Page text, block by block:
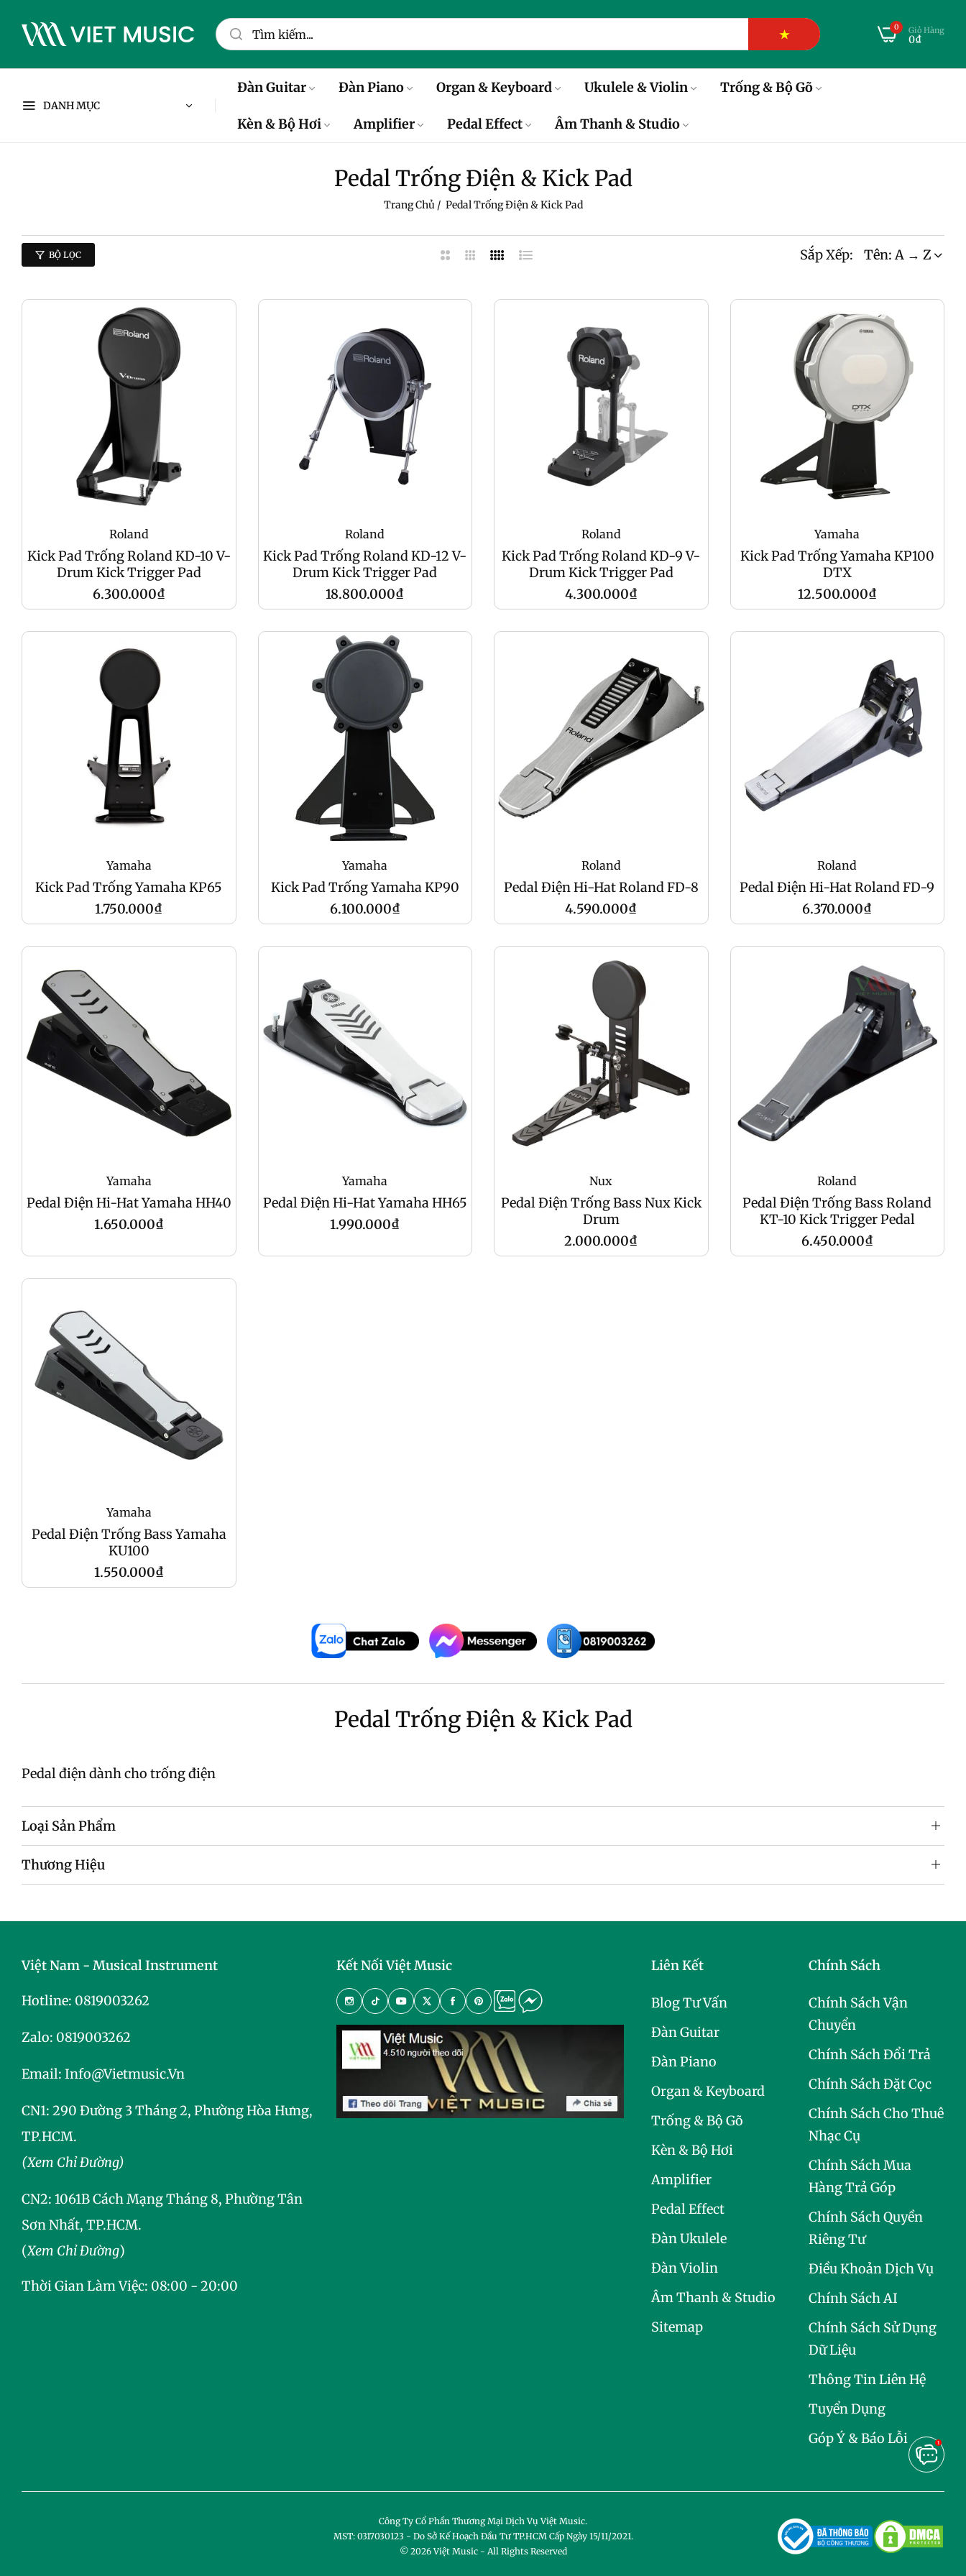
★ Giỏ Hàng
0₫
0
DANH MỤC
Đàn Guitar Đàn Piano Organ & Keyboard Ukulele & Violin Trống & Bộ Gõ
Kèn & Bộ Hơi Amplifier Pedal Effect Âm Thanh & Studio
Pedal Trống Điện & Kick Pad
Trang Chủ / Pedal Trống Điện & Kick Pad
BỘ LỌC
2
3
4
Danh
Sắp Xếp: Tên: A → Z
Roland
Kick Pad Trống Roland KD-10 V-
Drum Kick Trigger Pad
Giá
gốc
6.300.000₫
Roland
Kick Pad Trống Roland KD-12 V-
Drum Kick Trigger Pad
Giá
gốc
18.800.000₫
Roland
Kick Pad Trống Roland KD-9 V-
Drum Kick Trigger Pad
Giá
gốc
4.300.000₫
Yamaha
Kick Pad Trống Yamaha KP100
DTX
Giá
gốc
12.500.000₫
Yamaha
Kick Pad Trống Yamaha KP65
Giá
1.750.000₫
Yamaha
Kick Pad Trống Yamaha KP90
Giá
6.100.000₫
Roland
Pedal Điện Hi-Hat Roland FD-8
Giá
4.590.000₫
Roland
Pedal Điện Hi-Hat Roland FD-9
Giá
6.370.000₫
Yamaha
Pedal Điện Hi-Hat Yamaha HH40
Giá
1.650.000₫
Yamaha
Pedal Điện Hi-Hat Yamaha HH65
Giá
1.990.000₫
Nux
Pedal Điện Trống Bass Nux Kick
Drum
Giá
gốc
2.000.000₫
Roland
Pedal Điện Trống Bass Roland
KT-10 Kick Trigger Pedal
Giá
gốc
6.450.000₫
Yamaha
Pedal Điện Trống Bass Yamaha
KU100
Giá
1.550.000₫
Pedal Trống Điện & Kick Pad
Pedal điện dành cho trống điện
Loại Sản Phẩm
Thương Hiệu
Việt Nam - Musical Instrument
Hotline: 0819003262
Zalo: 0819003262
Email: Info@vietmusic.vn
CN1: 290 Đường 3 Tháng 2, Phường Hòa Hưng,
TP.HCM.
(Xem Chỉ Đường)
CN2: 1061B Cách Mạng Tháng 8, Phường Tân
Sơn Nhất, TP.HCM.
(Xem Chỉ Đường)
Thời Gian Làm Việc: 08:00 - 20:00
Kết Nối Việt Music Liên Kết
Blog Tư Vấn
Đàn Guitar
Đàn Piano
Organ & Keyboard
Trống & Bộ Gõ
Kèn & Bộ Hơi
Amplifier
Pedal Effect
Đàn Ukulele
Đàn Violin
Âm Thanh & Studio
Sitemap
Chính Sách
Chính Sách Vận
Chuyển
Chính Sách Đổi Trả
Chính Sách Đặt Cọc
Chính Sách Cho Thuê
Nhạc Cụ
Chính Sách Mua
Hàng Trả Góp
Chính Sách Quyền
Riêng Tư
Điều Khoản Dịch Vụ
Chính Sách AI
Chính Sách Sử Dụng
Dữ Liệu
Thông Tin Liên Hệ
Tuyển Dụng
Góp Ý & Báo Lỗi
Công Ty Cổ Phần Thương Mại Dịch Vụ Việt Music.
MST: 0317030123 - Do Sở Kế Hoạch Đầu Tư TP.HCM Cấp Ngày 15/11/2021.
© 2026Việt Music- All Rights Reserved
1